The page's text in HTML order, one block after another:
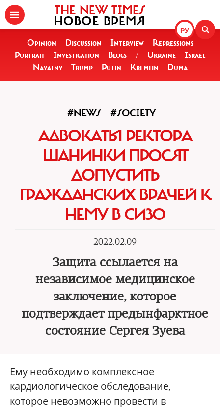
РУ
THE NEW TIMES
НОВОЕ ВРЕМЯ
Opinion Discussion Interview
Repressions
Portrait
Investigation Blogs / Ukraine
Israel
Navalny
Trump Putin Kremlin Duma
#NEWS #SOCIETY
АДВОКАТЫ РЕКТОРА
ШАНИНКИ ПРОСЯТ
ДОПУСТИТЬ
ГРАЖДАНСКИХ ВРАЧЕЙ К
НЕМУ В СИЗО
2022.02.09
Защита ссылается на
независимое медицинское
заключение, которое
подтверждает предынфарктное
состояние Сергея Зуева
Ему необходимо комплексное
кардиологическое обследование,
которое невозможно провести в